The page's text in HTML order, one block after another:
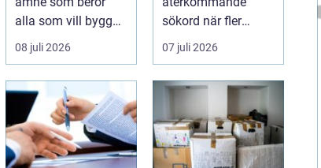
alla som vill bygga
tryggt och lå...
08 juli 2026
sökord när fler
elbilsägare vill
ladda hemma på ett
säk...
07 juli 2026